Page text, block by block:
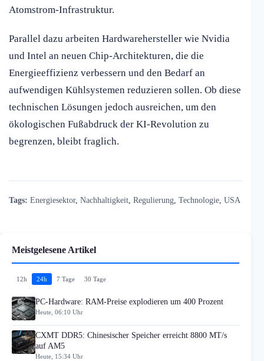
Atomstrom-Infrastruktur.
Parallel dazu arbeiten Hardwarehersteller wie Nvidia
und Intel an neuen Chip-Architekturen, die die
Energieeffizienz verbessern und den Bedarf an
aufwendigen Kühlsystemen reduzieren sollen. Ob diese
technischen Lösungen jedoch ausreichen, um den
ökologischen Fußabdruck der KI-Revolution zu
begrenzen, bleibt fraglich.
Tags: Energiesektor, Nachhaltigkeit Regulierung Technologie USA
Meistgelesene Artikel
12h 24h 7 Tage 30 Tage
PC-Hardware: RAM-Preise explodieren um 400 Prozent
Heute, 06:10 Uhr
CXMT DDR5: Chinesischer Speicher erreicht 8800 MT/s
auf AM5
Heute, 15:34 Uhr